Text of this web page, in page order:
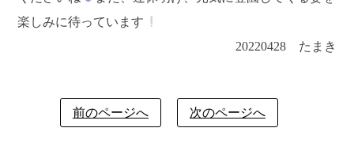
楽しみに待っています
20220428 たまき
前のページへ 次のページへ